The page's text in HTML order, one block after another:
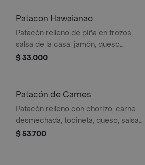
Patacon Hawaianao
Patacón relleno de piña en trozos,
salsa de la casa, jamón, queso
gratinado, huevo de codorniz.
$ 33.000
Patacón de Carnes
Patacón relleno con chorizo, carne
desmechada, tocineta, queso, salsa
de la casa, huevo de codorniz.
$ 53.700